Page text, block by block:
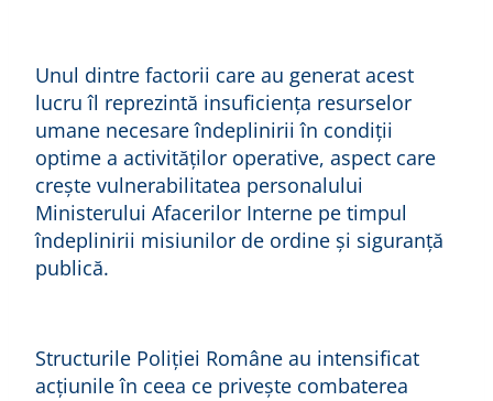
Unul dintre factorii care au generat acest
lucru îl reprezintă insuficiența resurselor
umane necesare îndeplinirii în condiții
optime a activităților operative, aspect care
crește vulnerabilitatea personalului
Ministerului Afacerilor Interne pe timpul
îndeplinirii misiunilor de ordine și siguranță
publică.
Structurile Poliției Române au intensificat
acțiunile în ceea ce privește combaterea